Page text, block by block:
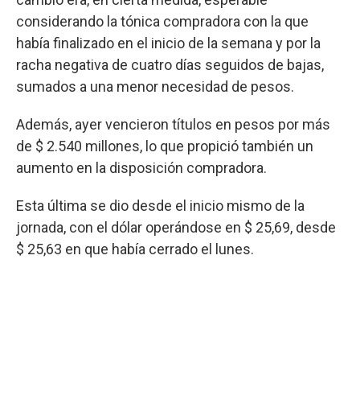
considerando la tónica compradora con la que
había finalizado en el inicio de la semana y por la
racha negativa de cuatro días seguidos de bajas,
sumados a una menor necesidad de pesos.
Además, ayer vencieron títulos en pesos por más
de $ 2.540 millones, lo que propició también un
aumento en la disposición compradora.
Esta última se dio desde el inicio mismo de la
jornada, con el dólar operándose en $ 25,69, desde
$ 25,63 en que había cerrado el lunes.